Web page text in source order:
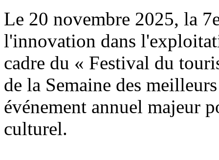
Le 20 novembre 2025, la
l'innovation dans
cadre du « Festival du
de la Semaine des
événement annuel majeur
culturel.